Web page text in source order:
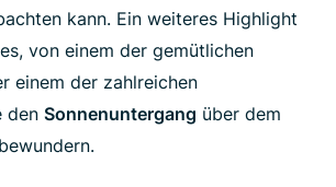
kann. Ein weiteres Highlight
von einem der gemütlichen
einem der zahlreichen
den Sonnenuntergang über dem